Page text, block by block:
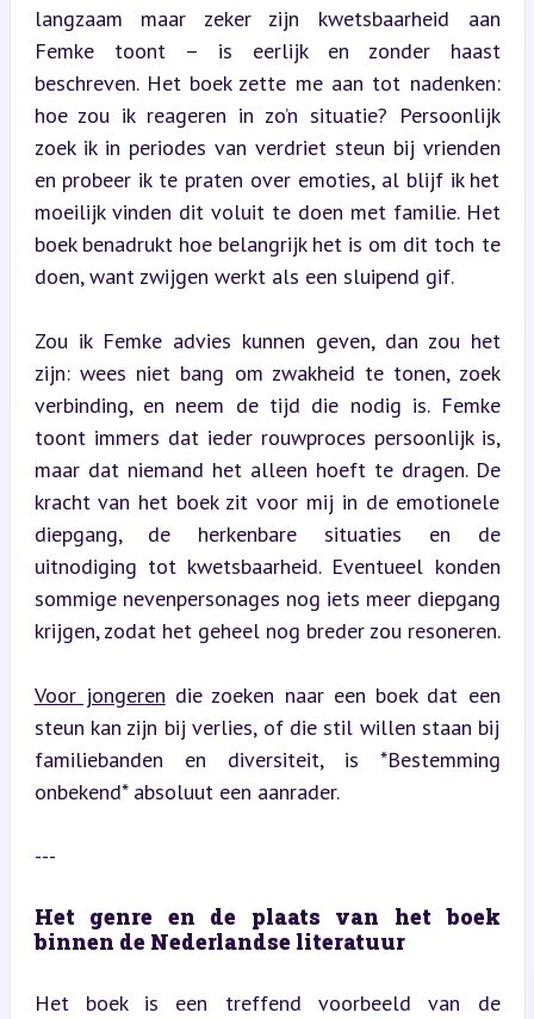
langzaam maar zeker zijn kwetsbaarheid aan
Femke toont – is eerlijk en zonder haast
beschreven. Het boek zette me aan tot nadenken:
hoe zou ik reageren in zo’n situatie? Persoonlijk
zoek ik in periodes van verdriet steun bij vrienden
en probeer ik te praten over emoties, al blijf ik het
moeilijk vinden dit voluit te doen met familie. Het
boek benadrukt hoe belangrijk het is om dit toch te
doen, want zwijgen werkt als een sluipend gif.
Zou ik Femke advies kunnen geven, dan zou het
zijn: wees niet bang om zwakheid te tonen, zoek
verbinding, en neem de tijd die nodig is. Femke
toont immers dat ieder rouwproces persoonlijk is,
maar dat niemand het alleen hoeft te dragen. De
kracht van het boek zit voor mij in de emotionele
diepgang, de herkenbare situaties en de
uitnodiging tot kwetsbaarheid. Eventueel konden
sommige nevenpersonages nog iets meer diepgang
krijgen, zodat het geheel nog breder zou resoneren.
Voor jongeren die zoeken naar een boek dat een
steun kan zijn bij verlies, of die stil willen staan bij
familiebanden en diversiteit, is *Bestemming
onbekend* absoluut een aanrader.
---
Het genre en de plaats van het boek
binnen de Nederlandse literatuur
Het boek is een treffend voorbeeld van de